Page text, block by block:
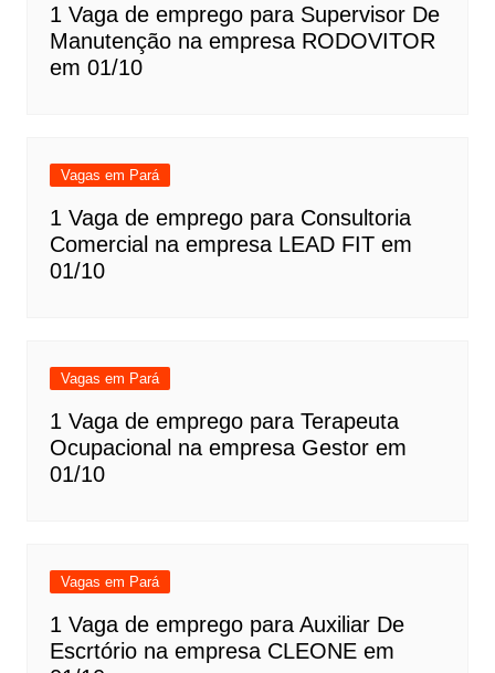
1 Vaga de emprego para Supervisor De
Manutenção na empresa RODOVITOR
em 01/10
Vagas em Pará
1 Vaga de emprego para Consultoria
Comercial na empresa LEAD FIT em
01/10
Vagas em Pará
1 Vaga de emprego para Terapeuta
Ocupacional na empresa Gestor em
01/10
Vagas em Pará
1 Vaga de emprego para Auxiliar De
Escrtório na empresa CLEONE em